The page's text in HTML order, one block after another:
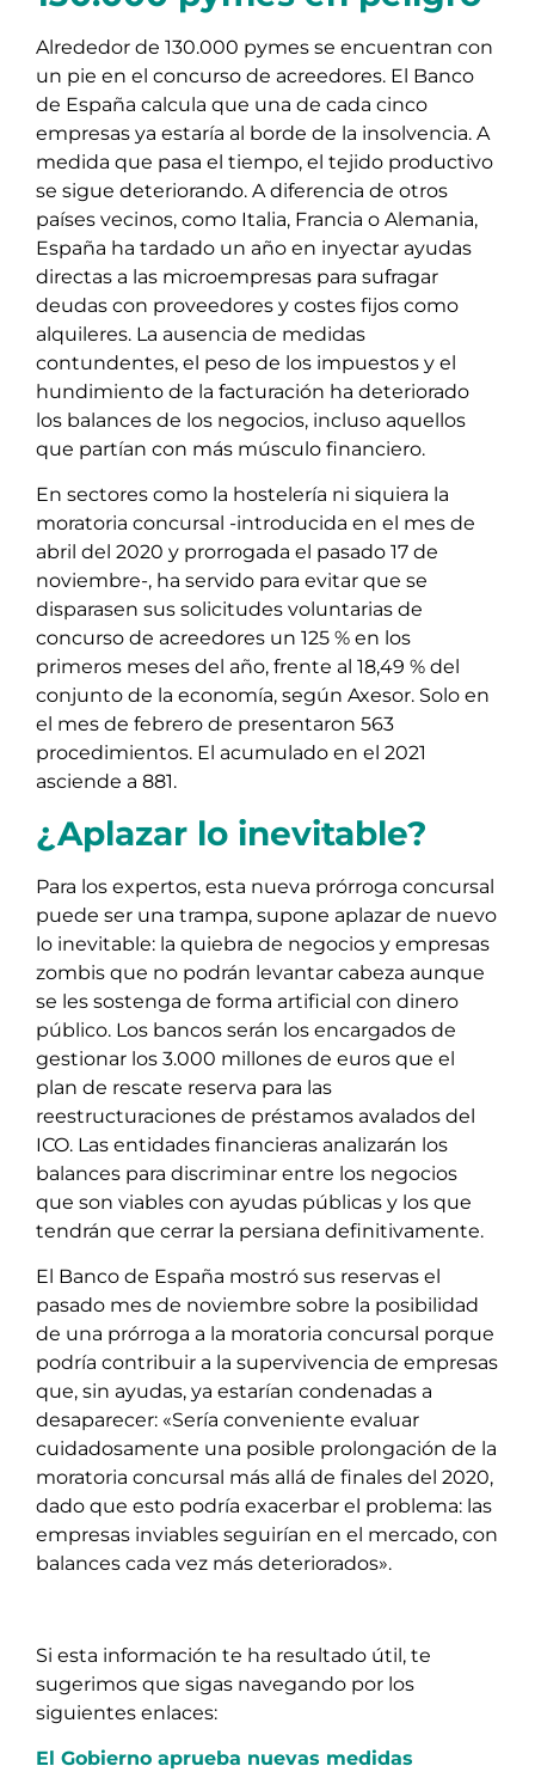
Alrededor de 130.000 pymes se encuentran con
un pie en el concurso de acreedores. El Banco
de España calcula que una de cada cinco
empresas ya estaría al borde de la insolvencia. A
medida que pasa el tiempo, el tejido productivo
se sigue deteriorando. A diferencia de otros
países vecinos, como Italia, Francia o Alemania,
España ha tardado un año en inyectar ayudas
directas a las microempresas para sufragar
deudas con proveedores y costes fijos como
alquileres. La ausencia de medidas
contundentes, el peso de los impuestos y el
hundimiento de la facturación ha deteriorado
los balances de los negocios, incluso aquellos
que partían con más músculo financiero.
En sectores como la hostelería ni siquiera la
moratoria concursal -introducida en el mes de
abril del 2020 y prorrogada el pasado 17 de
noviembre-, ha servido para evitar que se
disparasen sus solicitudes voluntarias de
concurso de acreedores un 125 % en los
primeros meses del año, frente al 18,49 % del
conjunto de la economía, según Axesor. Solo en
el mes de febrero de presentaron 563
procedimientos. El acumulado en el 2021
asciende a 881.
¿Aplazar lo inevitable?
Para los expertos, esta nueva prórroga concursal
puede ser una trampa, supone aplazar de nuevo
lo inevitable: la quiebra de negocios y empresas
zombis que no podrán levantar cabeza aunque
se les sostenga de forma artificial con dinero
público. Los bancos serán los encargados de
gestionar los 3.000 millones de euros que el
plan de rescate reserva para las
reestructuraciones de préstamos avalados del
ICO. Las entidades financieras analizarán los
balances para discriminar entre los negocios
que son viables con ayudas públicas y los que
tendrán que cerrar la persiana definitivamente.
El Banco de España mostró sus reservas el
pasado mes de noviembre sobre la posibilidad
de una prórroga a la moratoria concursal porque
podría contribuir a la supervivencia de empresas
que, sin ayudas, ya estarían condenadas a
desaparecer: «Sería conveniente evaluar
cuidadosamente una posible prolongación de la
moratoria concursal más allá de finales del 2020,
dado que esto podría exacerbar el problema: las
empresas inviables seguirían en el mercado, con
balances cada vez más deteriorados».
Si esta información te ha resultado útil, te
sugerimos que sigas navegando por los
siguientes enlaces:
El Gobierno aprueba nuevas medidas